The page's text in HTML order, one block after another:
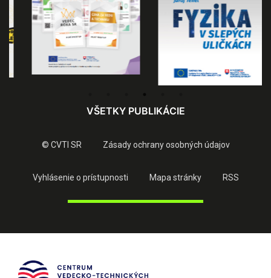
VŠETKY PUBLIKÁCIE
© CVTI SR Zásady ochrany osobných údajov
Vyhlásenie o prístupnosti Mapa stránky RSS